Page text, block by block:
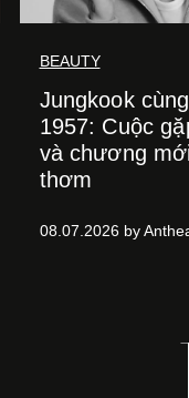
BEAUTY
Jungkook
1957: Cuộc
và chương
thơm
08.07.2026 by